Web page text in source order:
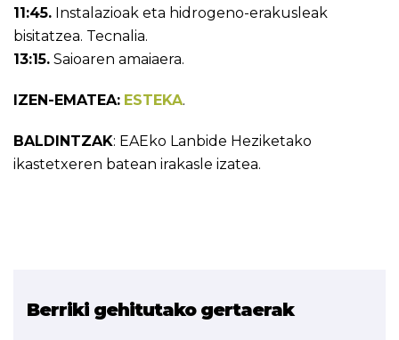
11:45. Instalazioak eta hidrogeno-erakusleak
bisitatzea. Tecnalia.
13:15. Saioaren amaiaera.
IZEN-EMATEA: ESTEKA.
BALDINTZAK: EAEko Lanbide Heziketako
ikastetxeren batean irakasle izatea.
Berriki gehitutako gertaerak